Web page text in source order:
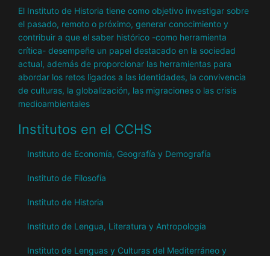
El Instituto de Historia tiene como objetivo investigar sobre
el pasado, remoto o próximo, generar conocimiento y
contribuir a que el saber histórico -como herramienta
crítica- desempeñe un papel destacado en la sociedad
actual, además de proporcionar las herramientas para
abordar los retos ligados a las identidades, la convivencia
de culturas, la globalización, las migraciones o las crisis
medioambientales
Institutos en el CCHS
Instituto de Economía, Geografía y Demografía
Instituto de Filosofía
Instituto de Historia
Instituto de Lengua, Literatura y Antropología
Instituto de Lenguas y Culturas del Mediterráneo y